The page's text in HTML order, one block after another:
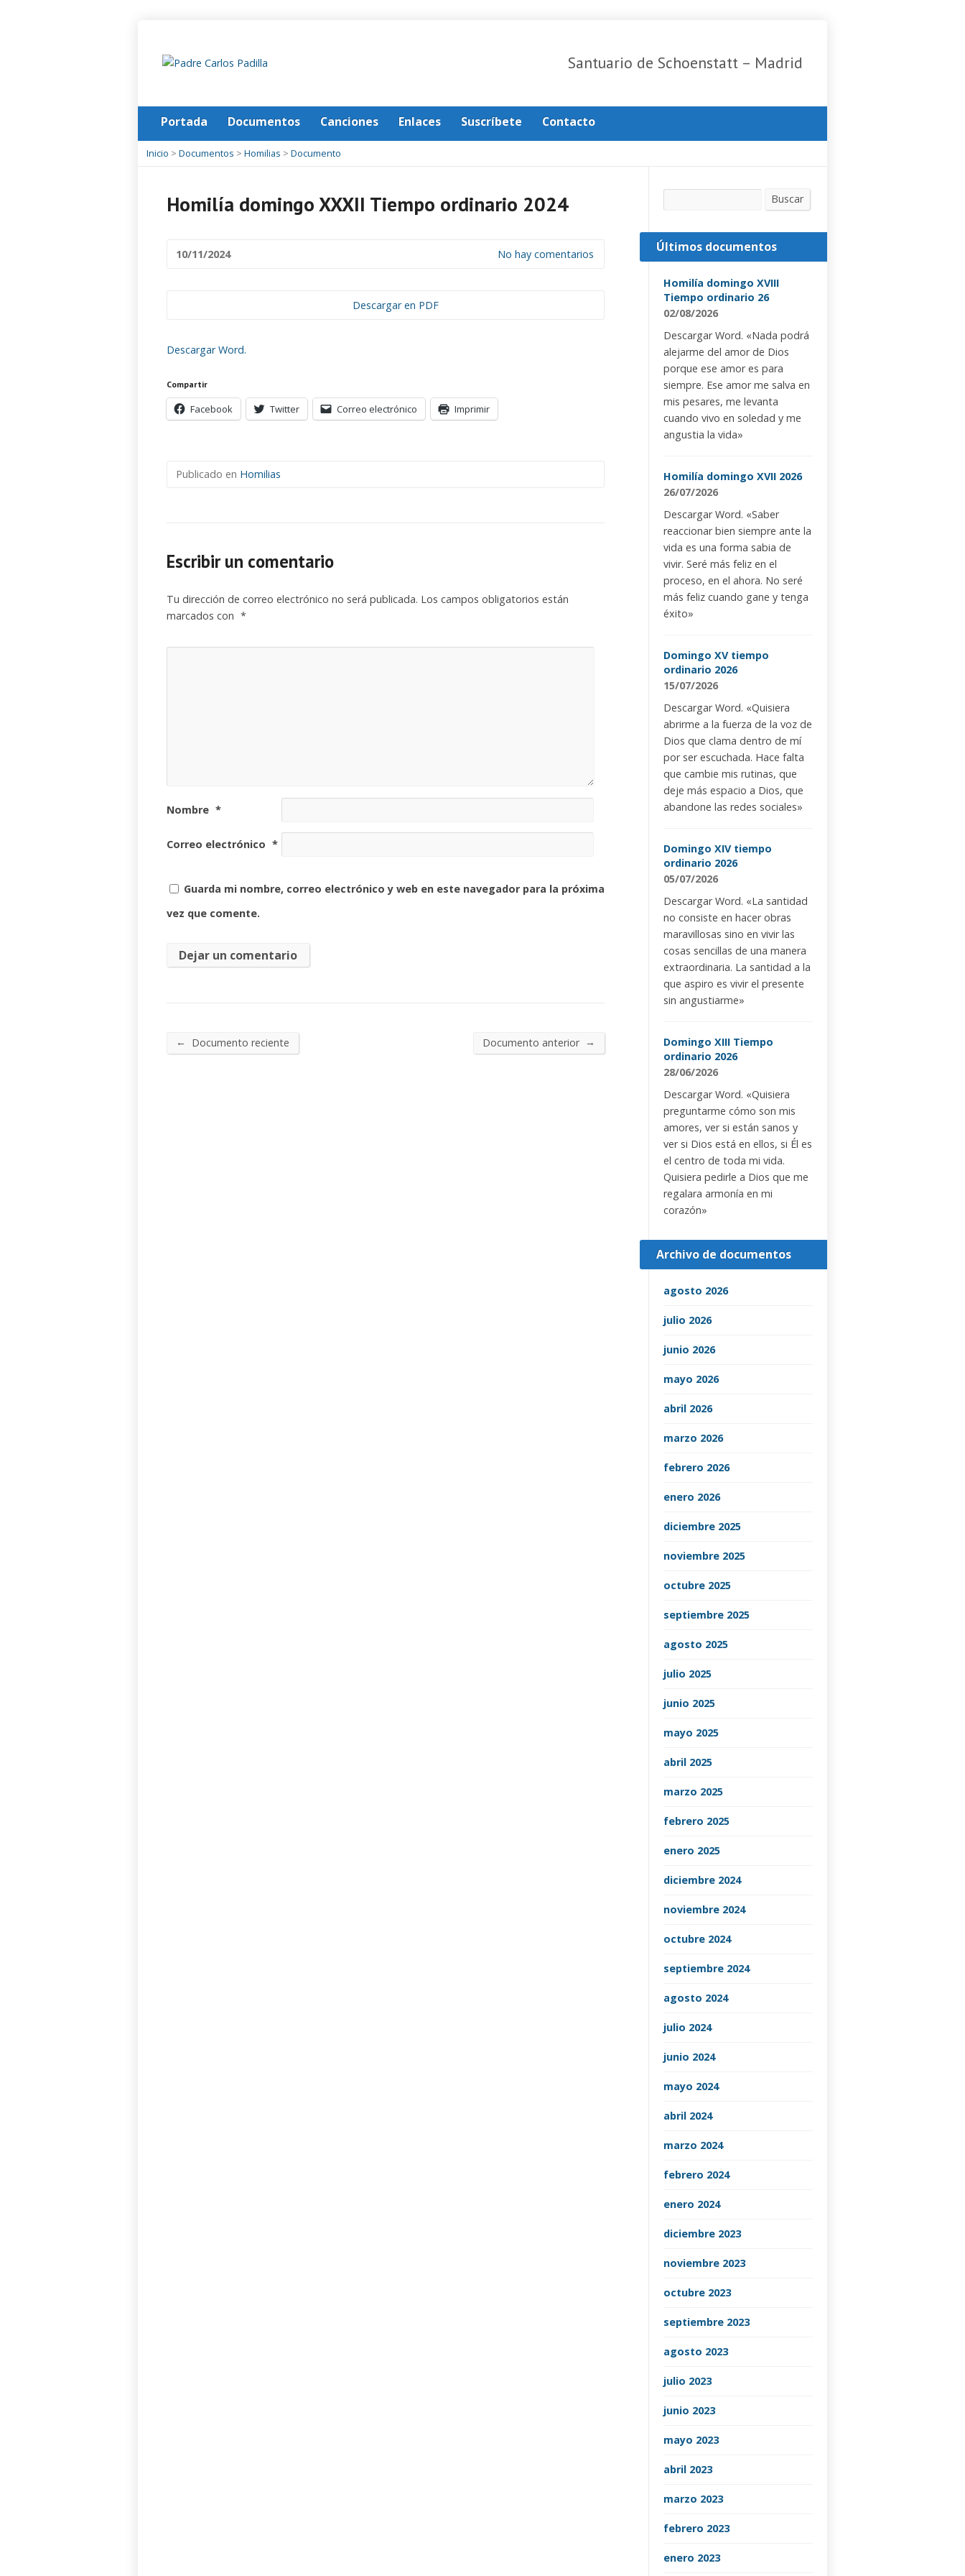
Santuario de Schoenstatt – Madrid
Portada Documentos Canciones Enlaces Suscríbete Contacto
Inicio > Documentos > Homilias > Documento
Homilía domingo XXXII Tiempo ordinario 2024
10/11/2024 No hay comentarios
Descargar en PDF
Descargar Word.
Compartir
Facebook Twitter Correo electrónico Imprimir
Publicado en Homilias
Escribir un comentario
Tu dirección de correo electrónico no será publicada. Los campos obligatorios están
marcados con *
Nombre *
Correo electrónico *
Guarda mi nombre, correo electrónico y web en este navegador para la próxima
vez que comente.
← Documento reciente Documento anterior →
Buscar
Últimos documentos
Homilía domingo XVIII
Tiempo ordinario 26
02/08/2026
Descargar Word. «Nada podrá
alejarme del amor de Dios
porque ese amor es para
siempre. Ese amor me salva en
mis pesares, me levanta
cuando vivo en soledad y me
angustia la vida»
Homilía domingo XVII 2026
26/07/2026
Descargar Word. «Saber
reaccionar bien siempre ante la
vida es una forma sabia de
vivir. Seré más feliz en el
proceso, en el ahora. No seré
más feliz cuando gane y tenga
éxito»
Domingo XV tiempo
ordinario 2026
15/07/2026
Descargar Word. «Quisiera
abrirme a la fuerza de la voz de
Dios que clama dentro de mí
por ser escuchada. Hace falta
que cambie mis rutinas, que
deje más espacio a Dios, que
abandone las redes sociales»
Domingo XIV tiempo
ordinario 2026
05/07/2026
Descargar Word. «La santidad
no consiste en hacer obras
maravillosas sino en vivir las
cosas sencillas de una manera
extraordinaria. La santidad a la
que aspiro es vivir el presente
sin angustiarme»
Domingo XIII Tiempo
ordinario 2026
28/06/2026
Descargar Word. «Quisiera
preguntarme cómo son mis
amores, ver si están sanos y
ver si Dios está en ellos, si Él es
el centro de toda mi vida.
Quisiera pedirle a Dios que me
regalara armonía en mi
corazón»
Archivo de documentos
agosto 2026
julio 2026
junio 2026
mayo 2026
abril 2026
marzo 2026
febrero 2026
enero 2026
diciembre 2025
noviembre 2025
octubre 2025
septiembre 2025
agosto 2025
julio 2025
junio 2025
mayo 2025
abril 2025
marzo 2025
febrero 2025
enero 2025
diciembre 2024
noviembre 2024
octubre 2024
septiembre 2024
agosto 2024
julio 2024
junio 2024
mayo 2024
abril 2024
marzo 2024
febrero 2024
enero 2024
diciembre 2023
noviembre 2023
octubre 2023
septiembre 2023
agosto 2023
julio 2023
junio 2023
mayo 2023
abril 2023
marzo 2023
febrero 2023
enero 2023